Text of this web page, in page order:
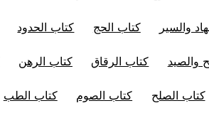
والسير كتاب الحج كتاب الحدود
والصيد كتاب الرقاق كتاب الرهن
كتاب الصلح كتاب الصوم كتاب الطب